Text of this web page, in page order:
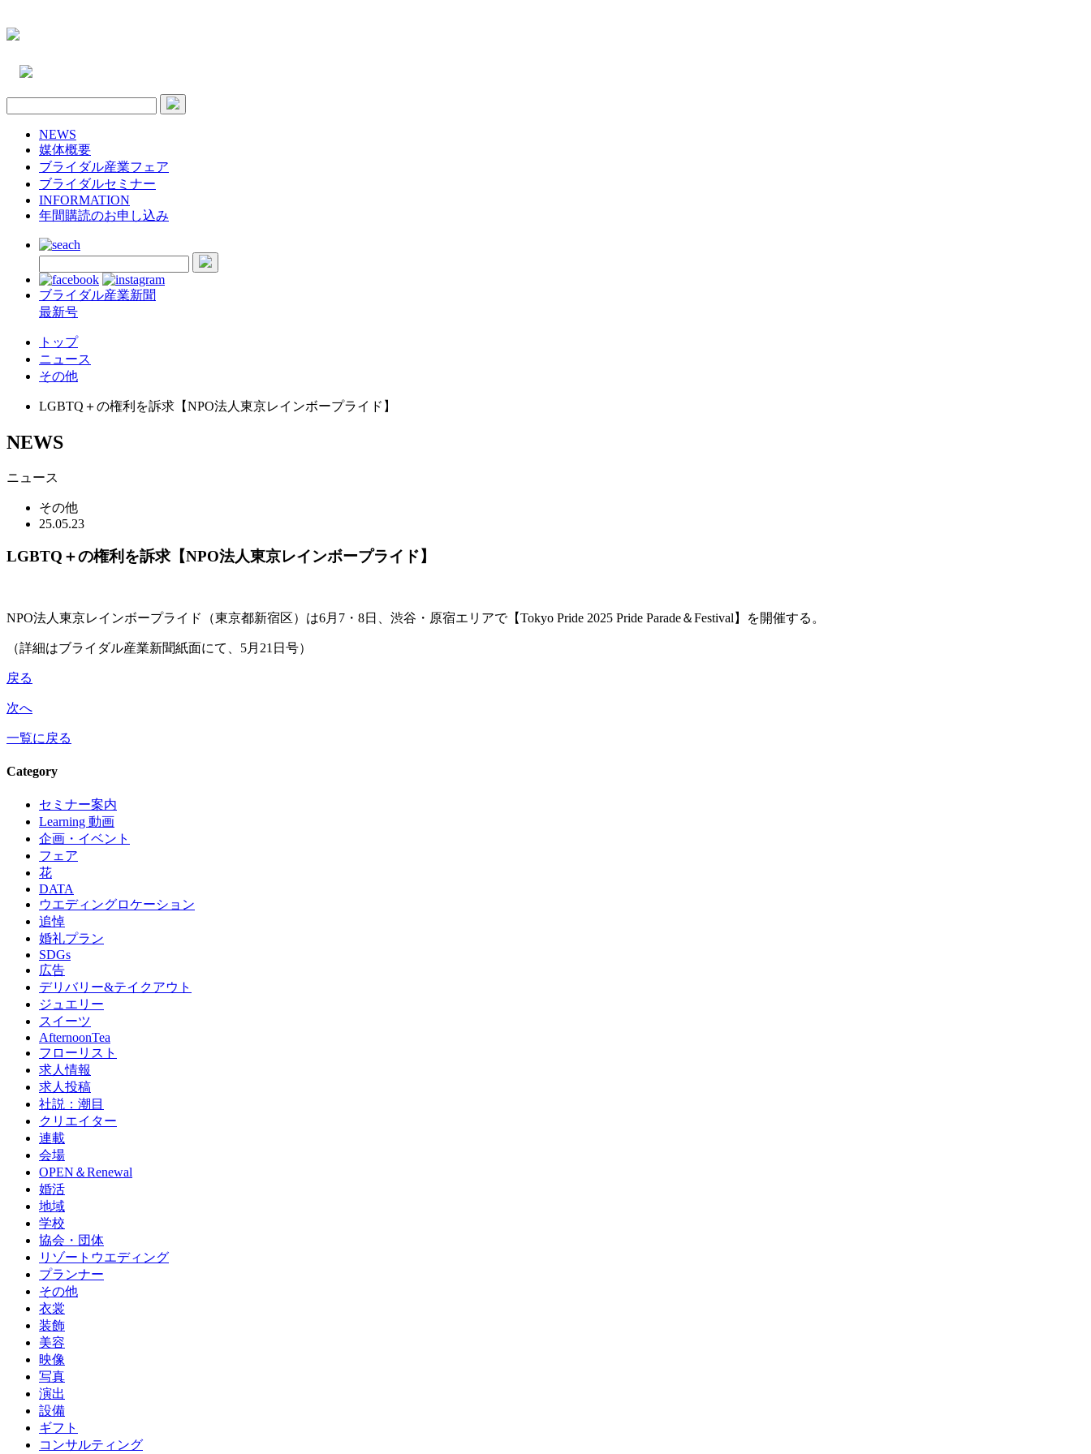
NEWS
媒体概要
ブライダル産業フェア
ブライダルセミナー
INFORMATION
年間購読のお申し込み
ブライダル産業新聞
最新号
トップ
ニュース
その他
LGBTQ＋の権利を訴求【NPO法人東京レインボープライド】
NEWS
ニュース
その他
25.05.23
LGBTQ＋の権利を訴求【NPO法人東京レインボープライド】
NPO法人東京レインボープライド（東京都新宿区）は6月7・8日、渋谷・原宿エリアで【Tokyo Pride 2025 Pride Parade＆Festival】を開催する。
（詳細はブライダル産業新聞紙面にて、5月21日号）
戻る
次へ
一覧に戻る
Category
セミナー案内
Learning 動画
企画・イベント
フェア
花
DATA
ウエディングロケーション
追悼
婚礼プラン
SDGs
広告
デリバリー&テイクアウト
ジュエリー
スイーツ
AfternoonTea
フローリスト
求人情報
求人投稿
社説：潮目
クリエイター
連載
会場
OPEN＆Renewal
婚活
地域
学校
協会・団体
リゾートウエディング
プランナー
その他
衣裳
装飾
美容
映像
写真
演出
設備
ギフト
コンサルティング